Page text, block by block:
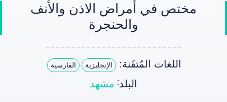
مختص في أمراض الاذن والأنف
والحنجرة
اللغات المُتقَنة: الإنجليزية الفارسية
البلد: مشهد